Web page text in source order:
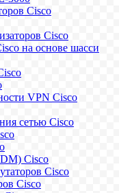
Cisco
Cisco
на основе шасси
VPN Cisco
сетью Cisco
Cisco
Cisco
Cisco